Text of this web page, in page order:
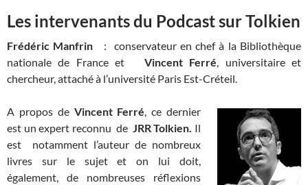
Les intervenants du Podcast sur Tolkien
Frédéric Manfrin : conservateur en chef à la Bibliothèque
nationale de France et Vincent Ferré, universitaire et
chercheur, attaché à l’université Paris Est-Créteil.
A propos de Vincent Ferré, ce dernier
est un expert reconnu de JRR Tolkien. Il
est notamment l’auteur de nombreux
livres sur le sujet et on lui doit,
également, de nombreuses réflexions